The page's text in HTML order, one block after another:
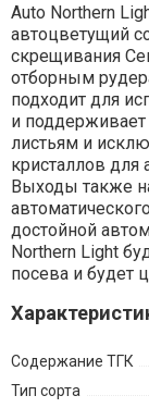
Auto Northern
автоцветущий
скрещивания
отборным
подходит для
и
листьям и
кристаллов для
Выходы также
достойной
Northern Light
посева и будет
Содержание ТГК
Тип сорта